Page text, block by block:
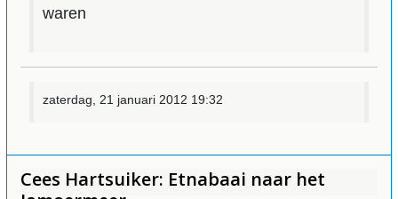
waren
zaterdag, 21 januari 2012 19:32
Cees Hartsuiker: Etnabaai naar het